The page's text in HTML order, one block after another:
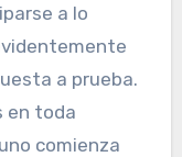
a lo
a prueba.
en toda
comienza